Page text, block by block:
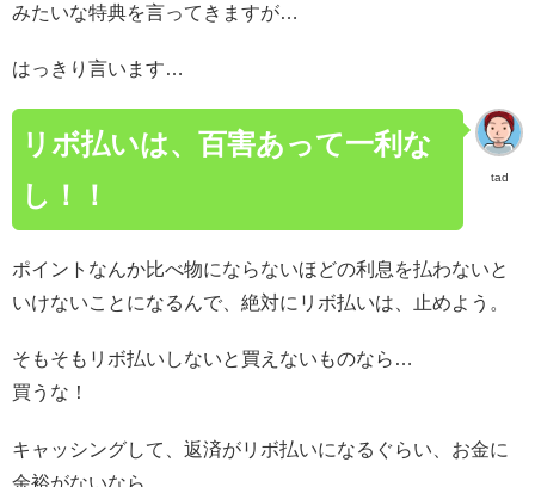
みたいな特典を言ってきますが…
はっきり言います…
tad
リボ払いは、百害あって一利な
し！！
ポイントなんか比べ物にならないほどの利息を払わないと
いけないことになるんで、絶対にリボ払いは、止めよう。
そもそもリボ払いしないと買えないものなら…
買うな！
キャッシングして、返済がリボ払いになるぐらい、お金に
余裕がないなら…